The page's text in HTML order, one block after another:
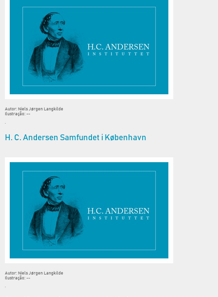
Autor: Niels Jørgen Langkilde
Ilustração: --
H. C. Andersen Samfundet i København
Autor: Niels Jørgen Langkilde
Ilustração: --
.